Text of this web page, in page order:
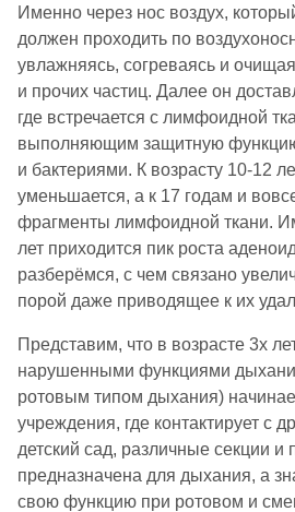
Именно через нос воздух,
должен проходить по
увлажняясь, согреваясь и
и прочих частиц. Далее он
где встречается с лимфоидной
выполняющим защитную
и бактериями. К возрасту 10-12
уменьшается, а к 17 годам и
фрагменты лимфоидной ткани.
лет приходится пик роста
разберёмся, с чем связано
порой даже приводящее к их
Представим, что в возрасте 3х
нарушенными функциями
ротовым типом дыхания)
учреждения, где контактирует с
детский сад, различные секции и
предназначена для дыхания, а
свою функцию при ротовом и